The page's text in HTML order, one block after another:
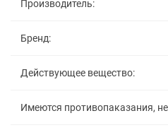
Производитель:
Бренд:
Действующее вещество:
Имеются противопаказания,